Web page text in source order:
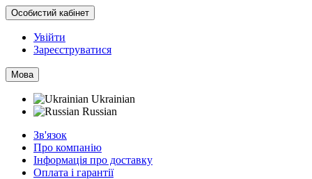
Особистий кабінет
Увійти
Зареєструватися
Мова
Ukrainian
Russian
Зв'язок
Про компанію
Інформація про доставку
Оплата і гарантії